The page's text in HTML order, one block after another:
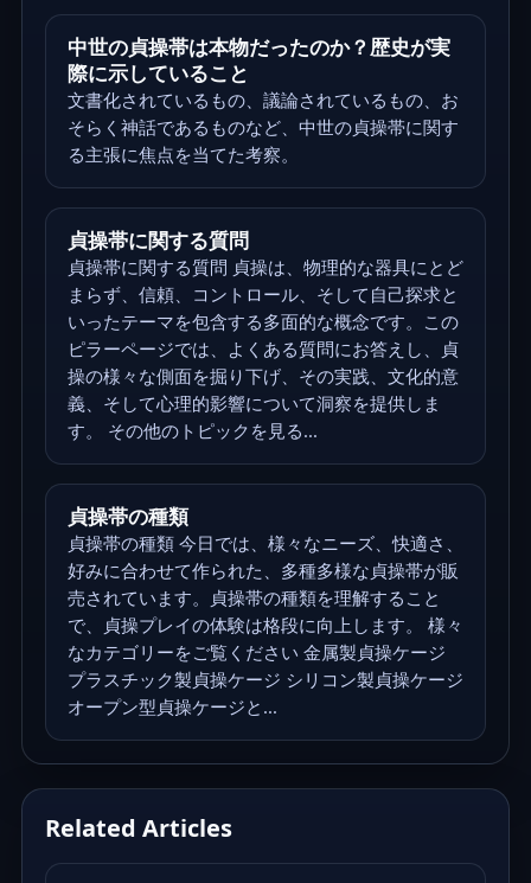
中世の貞操帯は本物だったのか？歴史が実
際に示していること
文書化されているもの、議論されているもの、お
そらく神話であるものなど、中世の貞操帯に関す
る主張に焦点を当てた考察。
貞操帯に関する質問
貞操帯に関する質問 貞操は、物理的な器具にとど
まらず、信頼、コントロール、そして自己探求と
いったテーマを包含する多面的な概念です。この
ピラーページでは、よくある質問にお答えし、貞
操の様々な側面を掘り下げ、その実践、文化的意
義、そして心理的影響について洞察を提供しま
す。 その他のトピックを見る...
貞操帯の種類
貞操帯の種類 今日では、様々なニーズ、快適さ、
好みに合わせて作られた、多種多様な貞操帯が販
売されています。貞操帯の種類を理解すること
で、貞操プレイの体験は格段に向上します。 様々
なカテゴリーをご覧ください 金属製貞操ケージ
プラスチック製貞操ケージ シリコン製貞操ケージ
オープン型貞操ケージと...
Related Articles